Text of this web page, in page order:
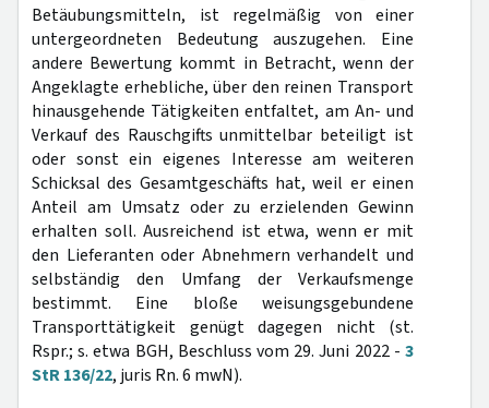
Betäubungsmitteln, ist regelmäßig von einer
untergeordneten Bedeutung auszugehen. Eine
andere Bewertung kommt in Betracht, wenn der
Angeklagte erhebliche, über den reinen Transport
hinausgehende Tätigkeiten entfaltet, am An- und
Verkauf des Rauschgifts unmittelbar beteiligt ist
oder sonst ein eigenes Interesse am weiteren
Schicksal des Gesamtgeschäfts hat, weil er einen
Anteil am Umsatz oder zu erzielenden Gewinn
erhalten soll. Ausreichend ist etwa, wenn er mit
den Lieferanten oder Abnehmern verhandelt und
selbständig den Umfang der Verkaufsmenge
bestimmt. Eine bloße weisungsgebundene
Transporttätigkeit genügt dagegen nicht (st.
Rspr.; s. etwa BGH, Beschluss vom 29. Juni 2022 - 3
StR 136/22, juris Rn. 6 mwN).